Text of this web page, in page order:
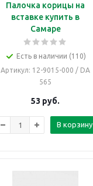
Палочка корицы на
вставке купить в
Самаре
Есть в наличии (110)
Артикул: 12-9015-000 / DA
565
53 руб.
В корзину